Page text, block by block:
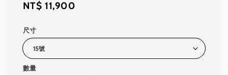
Regular
NT$ 11,900
尺寸
數量